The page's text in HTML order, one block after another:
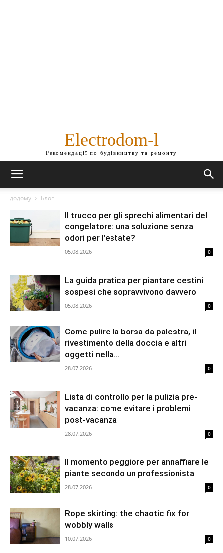
Electrodom-l
Рекомендації по будівництву та ремонту
додому Блог
Il trucco per gli sprechi alimentari del
congelatore: una soluzione senza
odori per l’estate?
05.08.2026 0
La guida pratica per piantare cestini
sospesi che sopravvivono davvero
05.08.2026 0
Come pulire la borsa da palestra, il
rivestimento della doccia e altri
oggetti nella...
28.07.2026 0
Lista di controllo per la pulizia pre-
vacanza: come evitare i problemi
post-vacanza
28.07.2026 0
Il momento peggiore per annaffiare le
piante secondo un professionista
28.07.2026 0
Rope skirting: the chaotic fix for
wobbly walls
10.07.2026 0